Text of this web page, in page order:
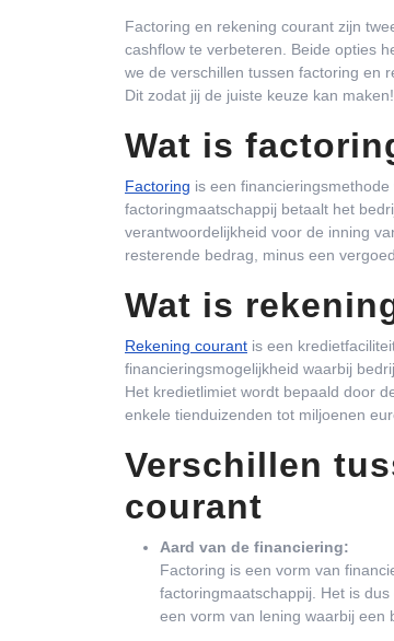
Factoring en rekening courant zijn
cashflow te verbeteren. Beide opties
we de verschillen tussen factoring en
Dit zodat jij de juiste keuze kan maken!
Wat is
Factoring is een
factoringmaatschappij betaalt het
verantwoordelijkheid voor de inning
resterende bedrag, minus een
Wat is
Rekening courant is een
financieringsmogelijkheid waarbij
Het kredietlimiet wordt bepaald door
enkele tienduizenden tot miljoenen
Verschillen
courant
Aard van de financiering:
Factoring is een vorm van
factoringmaatschappij. Het is
een vorm van lening waarbij een